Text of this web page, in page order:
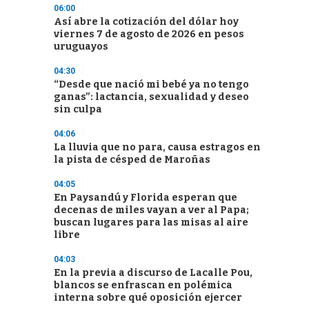
06:00
Así abre la cotización del dólar hoy
viernes 7 de agosto de 2026 en pesos
uruguayos
04:30
“Desde que nació mi bebé ya no tengo
ganas”: lactancia, sexualidad y deseo
sin culpa
04:06
La lluvia que no para, causa estragos en
la pista de césped de Maroñas
04:05
En Paysandú y Florida esperan que
decenas de miles vayan a ver al Papa;
buscan lugares para las misas al aire
libre
04:03
En la previa a discurso de Lacalle Pou,
blancos se enfrascan en polémica
interna sobre qué oposición ejercer